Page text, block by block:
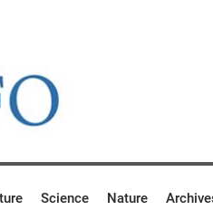
Science Nature